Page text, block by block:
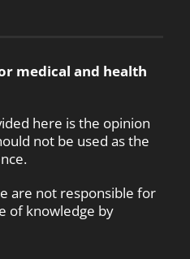
medical and health
here is the opinion
not be used as the
are not responsible for
of knowledge by